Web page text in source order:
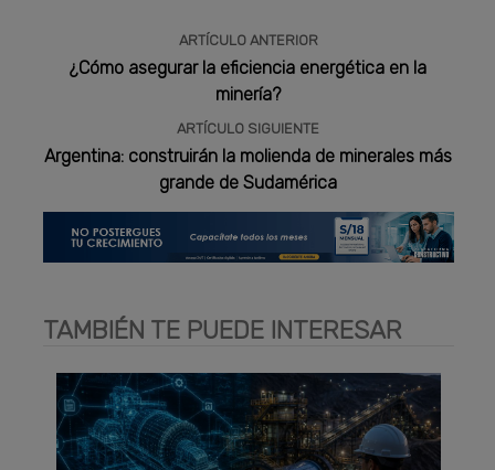
ARTÍCULO ANTERIOR
¿Cómo asegurar la eficiencia energética en la
minería?
ARTÍCULO SIGUIENTE
Argentina: construirán la molienda de minerales más
grande de Sudamérica
TAMBIÉN TE PUEDE INTERESAR